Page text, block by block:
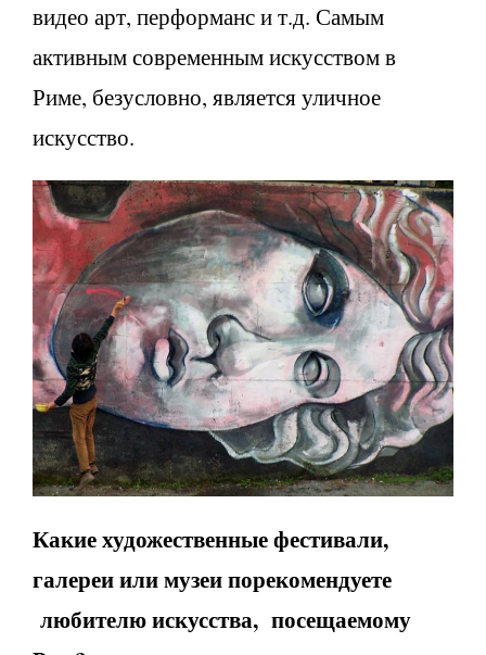
видео арт, перформанс и т.д. Самым
активным современным искусством в
Риме, безусловно, является уличное
искусство.
Какие художественные фестивали,
галереи или музеи порекомендуете
любителю искусства, посещаемому